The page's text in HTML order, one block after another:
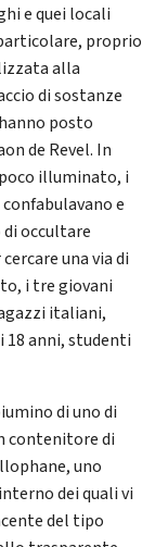
e quei locali
proprio
alla
di sostanze
posto
de Revel. In
illuminato, i
e
di occultare
una via di
i tre giovani
italiani,
18 anni, studenti
di uno di
contenitore di
uno
dei quali vi
del tipo